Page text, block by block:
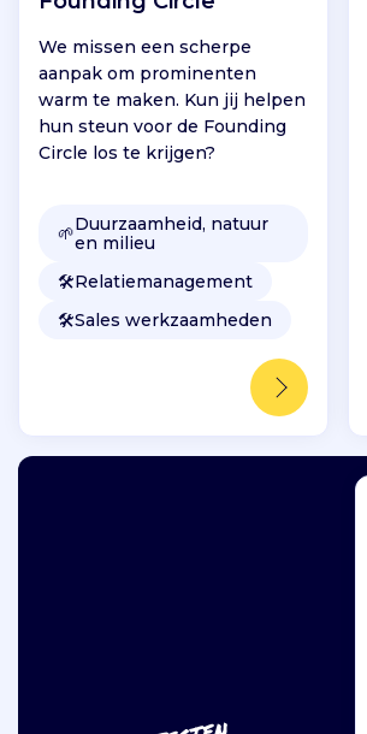
We missen een scherpe
aanpak om prominenten
warm te maken. Kun jij helpen
hun steun voor de Founding
Circle los te krijgen?
🌱Duurzaamheid, natuur
en milieu
🛠️Relatiemanagement
🛠️Sales werkzaamheden